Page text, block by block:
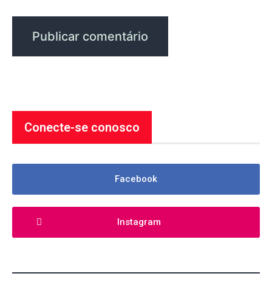
Conecte-se conosco
Facebook
Instagram